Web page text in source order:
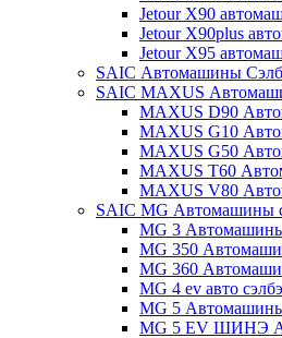
Jetour X90
Jetour X90plus
Jetour X95
SAIC Автомашины
SAIC MAXUS
MAXUS D90
MAXUS G10
MAXUS G50
MAXUS T60
MAXUS V80
SAIC MG Автомашины
MG 3 Автомашины
MG 350
MG 360
MG 4 ev авто
MG 5 Автомашины
MG 5 EV ШИНЭ